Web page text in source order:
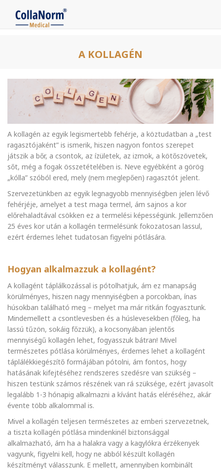
A KOLLAGÉN
A kollagén az egyik legismertebb fehérje, a köztudatban a „test
ragasztójaként” is ismerik, hiszen nagyon fontos szerepet
játszik a bőr, a csontok, az ízületek, az izmok, a kötőszövetek,
sőt, még a fogak összetételében is. Neve egyébként a görög
„kólla” szóból ered, mely (nem meglepően) ragasztót jelent.
Szervezetünkben az egyik legnagyobb mennyiségben jelen lévő
fehérjéje, amelyet a test maga termel, ám sajnos a kor
előrehaladtával csökken ez a termelési képességünk. Jellemzően
25 éves kor után a kollagén termelésünk fokozatosan lassul,
ezért érdemes lehet tudatosan figyelni pótlására.
Hogyan alkalmazzuk a kollagént?
A kollagént táplálkozással is pótolhatjuk, ám ez manapság
körülményes, hiszen nagy mennyiségben a porcokban, ínas
húsokban található meg – melyet ma már ritkán fogyasztunk.
Mindemellett a csontlevesben és a húslevesekben (főleg, ha
lassú tűzön, sokáig főzzük), a kocsonyában jelentős
mennyiségű kollagén lehet, fogyasszuk bátran! Mivel
természetes pótlása körülményes, érdemes lehet a kollagént
táplálékkiegészítő formájában pótolni, ám fontos, hogy
hatásának kifejtéséhez rendszeres szedésre van szükség –
hiszen testünk számos részének van rá szüksége, ezért javasolt
legalább 1-3 hónapig alkalmazni a kívánt hatás eléréséhez, akár
évente több alkalommal is.
Mivel a kollagén teljesen természetes az emberi szervezetnek,
a tiszta kollagén pótlása mindenkinél biztonsággal
alkalmazható, ám ha a halakra vagy a kagylókra érzékenyek
vagyunk, figyelni kell, hogy ne abból készült kollagén
készítményt válasszunk. E mellett, amennyiben kombinált